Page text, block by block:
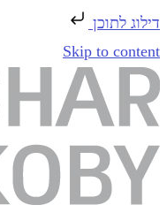
דילוג לתוכן
Skip to content